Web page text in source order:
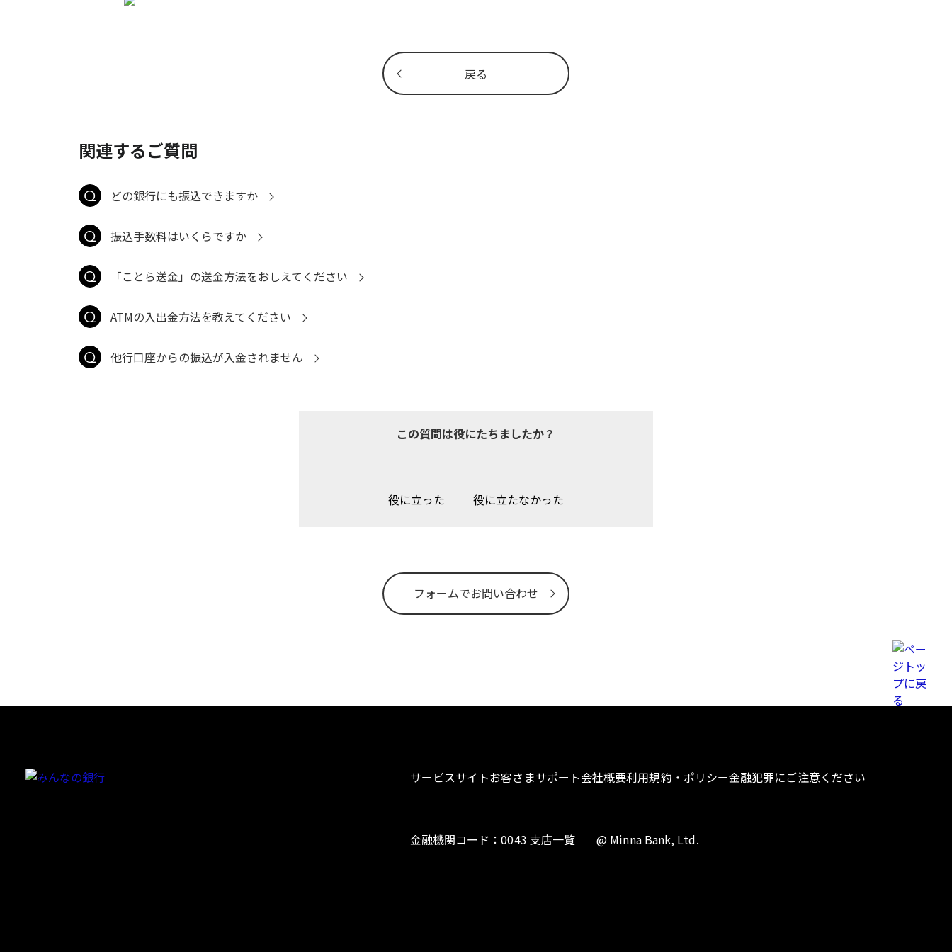
戻る
関連するご質問
どの銀行にも振込できますか
振込手数料はいくらですか
「ことら送金」の送金方法をおしえてください
ATMの入出金方法を教えてください
他行口座からの振込が入金されません
この質問は役にたちましたか？
役に立った 役に立たなかった
フォームでお問い合わせ
サービスサイトお客さまサポート会社概要利用規約・ポリシー金融犯罪にご注意ください
金融機関コード：0043 支店一覧 @ Minna Bank, Ltd.